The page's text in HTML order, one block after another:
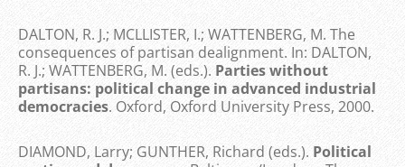
DALTON, R. J.; MCLLISTER, I.; WATTENBERG, M. The
consequences of partisan dealignment. In: DALTON,
R. J.; WATTENBERG, M. (eds.). Parties without
partisans: political change in advanced industrial
democracies. Oxford, Oxford University Press, 2000.
DIAMOND, Larry; GUNTHER, Richard (eds.). Political